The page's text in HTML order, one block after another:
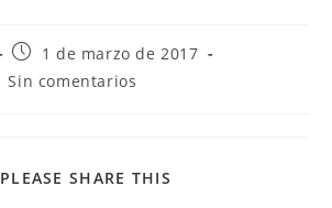
1 de marzo de 2017
Sin comentarios
PLEASE SHARE THIS